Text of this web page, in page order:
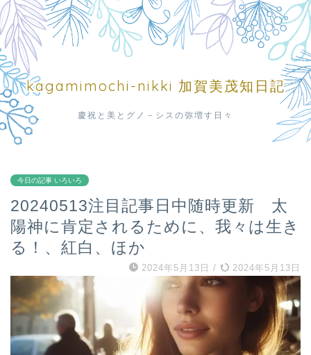
kagamimochi-nikki 加賀美茂知日記
慶祝と美とグノ－シスの弥増す日々
今日の記事 いろいろ
20240513注目記事日中随時更新 太
陽神に肯定されるために、我々は生き
る！、紅白、ほか
2024年5月13日 / 2024年5月13日